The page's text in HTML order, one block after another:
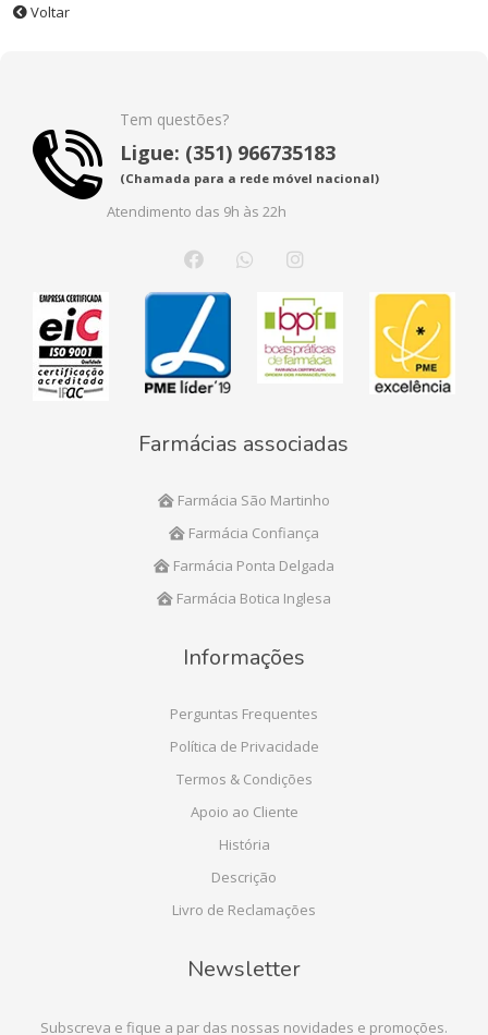
Voltar
Tem questões?
Ligue: (351) 966735183
(Chamada para a rede móvel nacional)
Atendimento das 9h às 22h
Farmácias associadas
Farmácia São Martinho
Farmácia Confiança
Farmácia Ponta Delgada
Farmácia Botica Inglesa
Informações
Perguntas Frequentes
Política de Privacidade
Termos & Condições
Apoio ao Cliente
História
Descrição
Livro de Reclamações
Newsletter
Subscreva e fique a par das nossas novidades e promoções.